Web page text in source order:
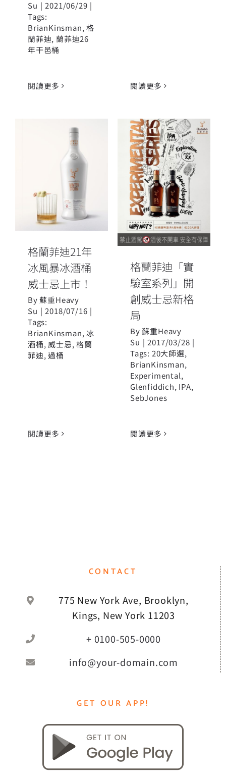
Su | 2021/06/29 |
Tags:
BrianKinsman,格
蘭菲迪, 蘭菲迪26
年干邑桶
閱讀更多 閱讀更多
格蘭菲迪21年
冰風暴冰酒桶
威士忌上市！
格蘭菲迪21年
冰風暴冰酒桶
威士忌上市！
By蘇重Heavy
Su | 2018/07/16 |
Tags:
BrianKinsman,冰
酒桶, 威士忌,格蘭
菲迪,過桶
閱讀更多
格蘭菲迪「實
驗室系列」開
創威士忌新格
局
格蘭菲迪「實
驗室系列」開
創威士忌新格
局
By蘇重Heavy
Su | 2017/03/28 |
Tags: 20大師選,
BrianKinsman,
Experimental,
Glenfiddich, IPA,
SebJones
閱讀更多
CONTACT
775 New York Ave, Brooklyn,
Kings, New York 11203
+ 0100-505-0000
info@your-domain.com
GET OUR APP!